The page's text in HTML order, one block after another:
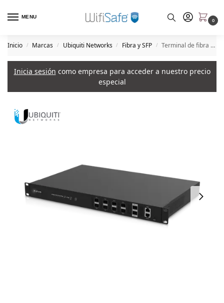
MENU
0
Inicio / Marcas / Ubiquiti Networks / Fibra y SFP / Terminal de fibra optica de Ubiquiti, Hasta 8 PON’s y 1024 ONU’s
Inicia sesión como empresa para acceder a nuestro precio
especial